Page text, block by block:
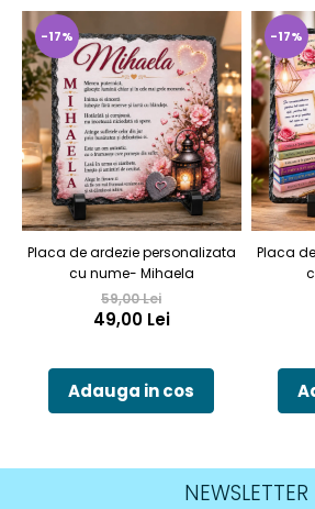
-17%
Placa de ardezie personalizata
cu nume- Mihaela
59,00 Lei
49,00 Lei
Adauga in cos
-17%
Placa
NEWSLETTER